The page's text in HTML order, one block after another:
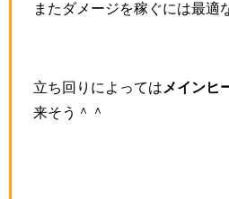
またダメージを稼ぐには最適
立ち回りによっては メインヒ
来そう＾＾